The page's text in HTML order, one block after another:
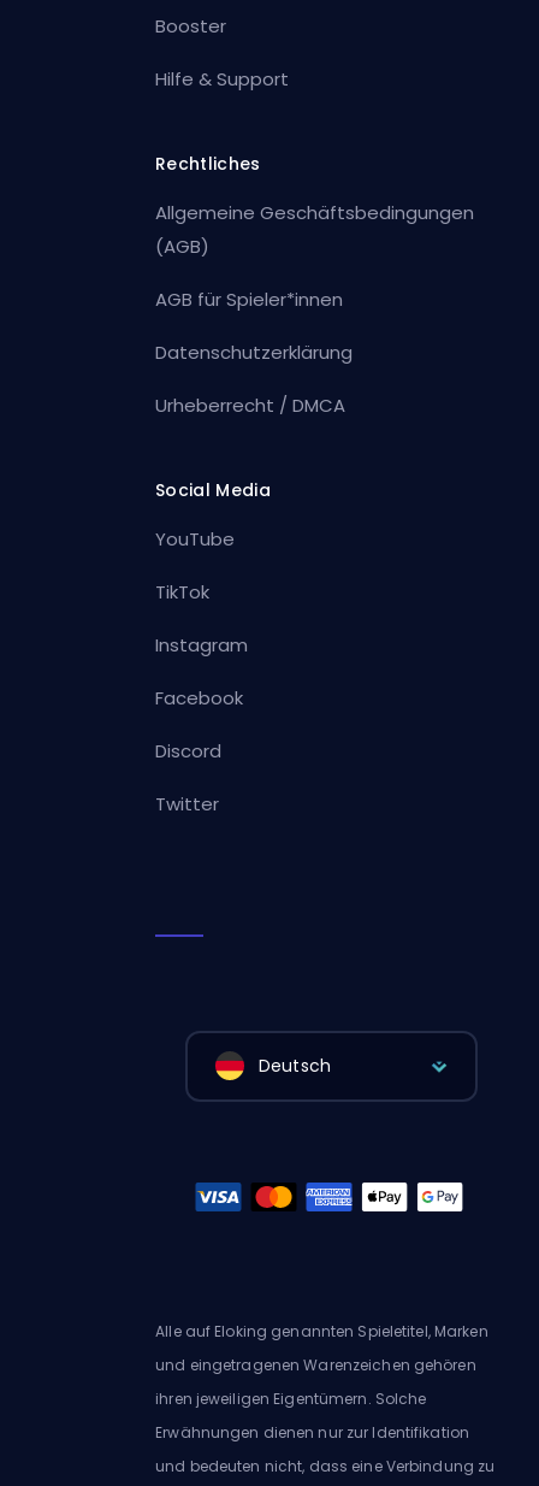
Booster
Hilfe & Support
Rechtliches
Allgemeine Geschäftsbedingungen
(AGB)
AGB für Spieler*innen
Datenschutzerklärung
Urheberrecht / DMCA
Social Media
YouTube
TikTok
Instagram
Facebook
Discord
Twitter
Deutsch
Alle auf Eloking genannten Spieletitel, Marken
und eingetragenen Warenzeichen gehören
ihren jeweiligen Eigentümern. Solche
Erwähnungen dienen nur zur Identifikation
und bedeuten nicht, dass eine Verbindung zu